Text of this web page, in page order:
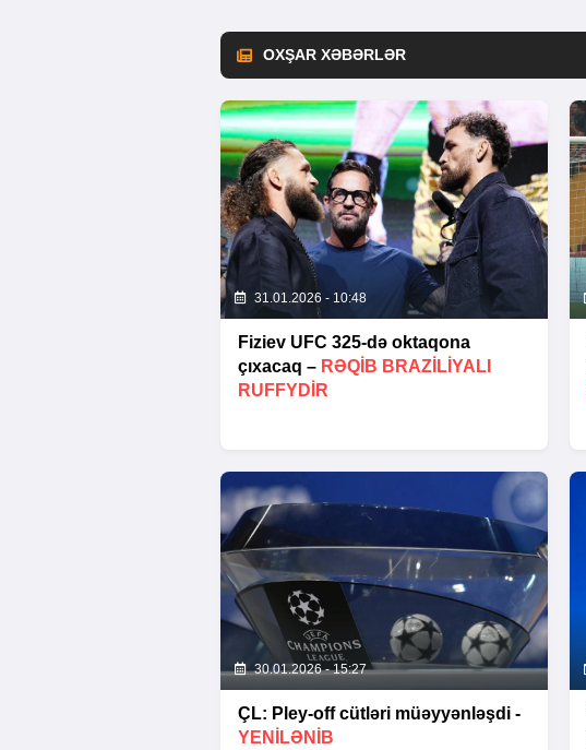
OXŞAR XƏBƏRLƏR
31.01.2026 - 10:48
Fiziev UFC 325-də oktaqona
çıxacaq – RƏQIB BRAZILIYALI
RUFFYDIR
30.01.2026 - 15:27
ÇL: Pley-off cütləri müəyyənləşdi -
YENİLƏNİB